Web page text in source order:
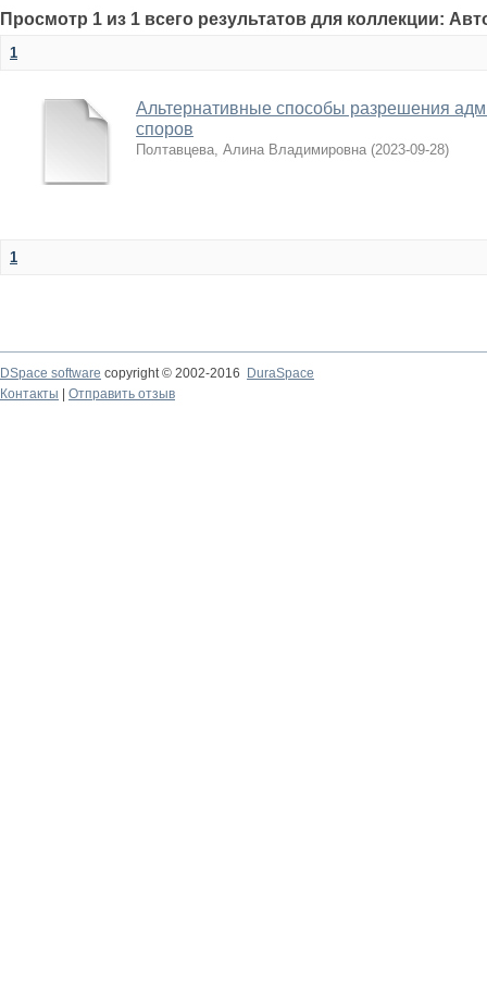
Просмотр 1 из 1 всего результатов для коллекции:
1
Альтернативные способы разрешения
споров
Полтавцева, Алина Владимировна (2023-09-28)
1
DSpace software copyright © 2002-2016
DuraSpace
Контакты
Отправить отзыв